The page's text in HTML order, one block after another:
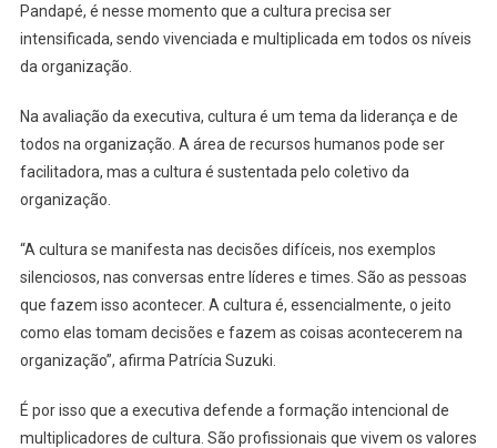
Pandapé, é nesse momento que a cultura precisa ser
intensificada, sendo vivenciada e multiplicada em todos os níveis
da organização.
Na avaliação da executiva, cultura é um tema da liderança e de
todos na organização. A área de recursos humanos pode ser
facilitadora, mas a cultura é sustentada pelo coletivo da
organização.
“A cultura se manifesta nas decisões difíceis, nos exemplos
silenciosos, nas conversas entre líderes e times. São as pessoas
que fazem isso acontecer. A cultura é, essencialmente, o jeito
como elas tomam decisões e fazem as coisas acontecerem na
organização”, afirma Patrícia Suzuki.
É por isso que a executiva defende a formação intencional de
multiplicadores de cultura. São profissionais que vivem os valores